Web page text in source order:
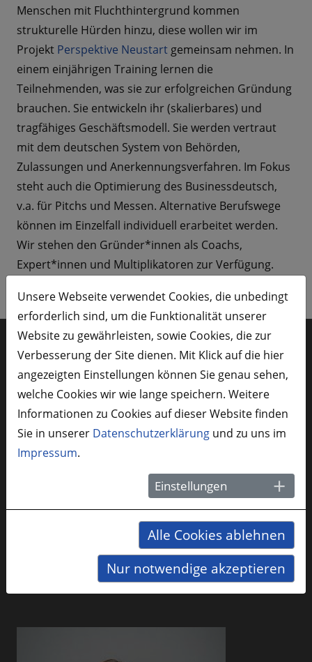
Menschen mit Fluchthintergrund kommen
strukturelle Hürden hinzu, diese wollen wir im
Projekt Perspektive Neustart gemeinsam nehmen. In
einem einjährigen Training lernen die
Teilnehmenden, was sie zur erfolgreichen Gründung
brauchen. Sie entwickeln ihr (skalierbares) und
tragfähiges Geschäftsmodell. Sie werden vertraut
mit dem deutschen System von Behörden,
Zulassungen und Anerkennungsverfahren. Im Fokus
steht auch die Optimierung des Businessdeutsch,
v.a. für Pitchs und Messen. Alternative Berufswege
können im Einzelfall individuell erarbeitet werden.
Wir stehen den Gründer*innen als Coachs,
Expert*innen und Multiplikatoren zur Verfügung.
Du brauchst
Unterstützung?
Ruf uns einfach an oder schreib uns eine E-Mail.
Unser Gründungsberatungsteam unterstützt dich
Unsere Webseite verwendet Cookies, die unbedingt
erforderlich sind, um die Funktionalität unserer
Website zu gewährleisten, sowie Cookies, die zur
Verbesserung der Site dienen. Mit Klick auf die hier
angezeigten Einstellungen können Sie genau sehen,
welche Cookies wir wie lange speichern. Weitere
Informationen zu Cookies auf dieser Website finden
Sie in unserer Datenschutzerklärung und zu uns im
Impressum.
Einstellungen
Alle Cookies ablehnen
Nur notwendige akzeptieren